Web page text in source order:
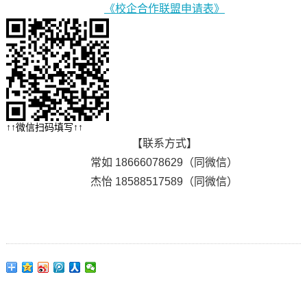
《校企合作联盟申请表》
↑↑微信扫码填写↑↑
【联系方式】
常如 18666078629（同微信）
杰怡 18588517589（同微信）